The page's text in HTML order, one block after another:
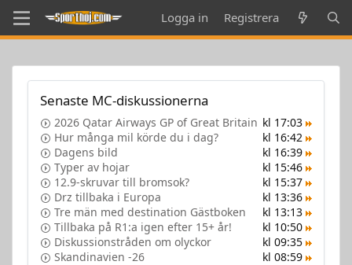
Logga in Registrera
Senaste MC-diskussionerna
2026 Qatar Airways GP of Great Britain kl 17:03
Hur många mil körde du i dag?
kl 16:42
Dagens bild
kl 16:39
Typer av hojar
kl 15:46
12.9-skruvar till bromsok?
kl 15:37
Drz tillbaka i Europa
kl 13:36
Tre män med destination Gästboken
kl 13:13
Tillbaka på R1:a igen efter 15+ år!
kl 10:50
Diskussionstråden om olyckor
kl 09:35
Skandinavien -26
kl 08:59